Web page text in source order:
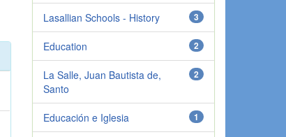
3
Lasallian Schools - History
2
Education
2
La Salle, Juan Bautista de,
Santo
1
Educación e Iglesia